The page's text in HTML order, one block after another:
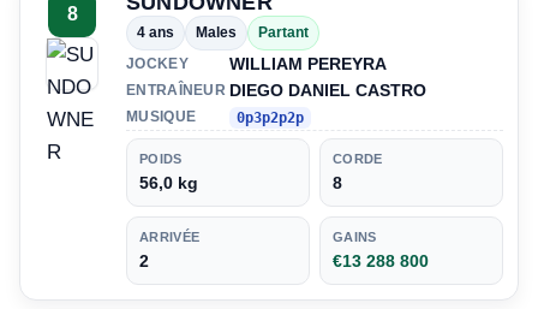
8
4 ans Males
Partant
JOCKEY
WILLIAM PEREYRA
ENTRAÎNEUR DIEGO DANIEL CASTRO
MUSIQUE 0p3p2p2p
POIDS
56,0 kg
CORDE
8
ARRIVÉE
2
GAINS
€13 288 800